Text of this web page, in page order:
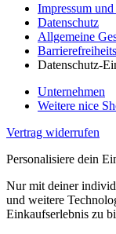
Impressum
Datenschutz
Allgemeine
Datenschutz-
Unternehmen
Weitere nice
Vertrag widerrufen
Personalisiere dein
Nur mit deiner
und weitere
Einkaufserlebnis zu